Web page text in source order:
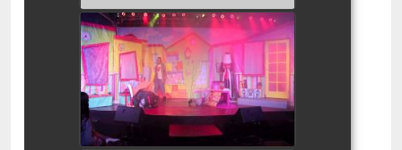
שכחו אותי בבית המחזמר
watch video